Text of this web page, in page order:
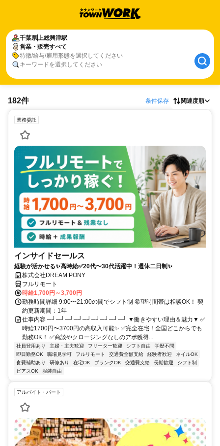
千葉県上総興津駅
営業・販売すべて
特徴/給与/雇用形態を選択してください
キーワードを選択してください
182件 条件保存 関連度順
業務委託
インサイドセールス
経験が活かせる✨高時給✅20代〜30代活躍中！週休二日制✨
株式会社DREAM PONY
フルリモート
時給1,700円～3,700円
勤務時間詳細 9:00〜21:00の間でシフト制 希望時間帯は相談OK！ 契
約更新期間：1年
仕事内容 ─┘─┘─┘─┘─┘─┘─┘─┘─┘ ▼働きやすい理由＆魅力▼ ✅
時給1700円〜3700円の高収入可能✨ ✅完全在宅！全国どこからでも
勤務OK！ ✅商談やクロージングなしのアポ獲得...
社員登用あり 主婦・主夫歓迎 フリーター歓迎 シフト自由
学歴不問
即日勤務OK
職場見学可 フルリモート 交通費全額支給 経験者歓迎
ネイルOK
食費補助あり
研修あり 在宅OK ブランクOK 交通費支給 長期歓迎
シフト制
ピアスOK
服装自由
アルバイト・パート